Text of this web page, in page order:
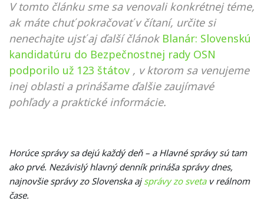
V tomto článku sme sa venovali konkrétnej téme,
ak máte chuť pokračovať v čítaní, určite si
nenechajte ujsť aj ďalší článok Blanár: Slovenskú
kandidatúru do Bezpečnostnej rady OSN
podporilo už 123 štátov , v ktorom sa venujeme
inej oblasti a prinášame ďalšie zaujímavé
pohľady a praktické informácie.
Horúce správy sa dejú každý deň – a Hlavné správy sú tam
ako prvé. Nezávislý hlavný denník prináša správy dnes,
najnovšie správy zo Slovenska ajsprávy zo svetav reálnom
čase.